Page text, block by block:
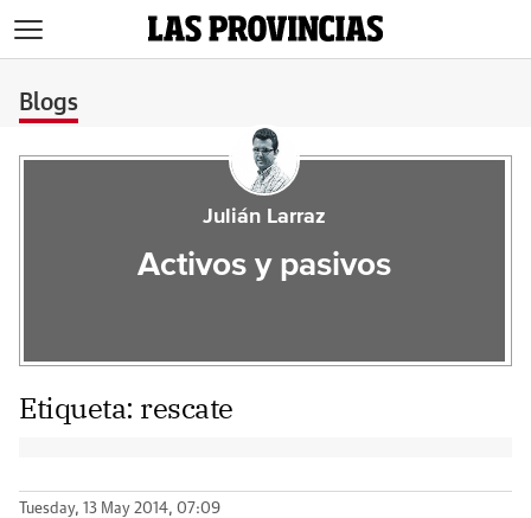
Blogs
Julián Larraz
Activos y pasivos
Etiqueta: rescate
Tuesday, 13 May 2014, 07:09